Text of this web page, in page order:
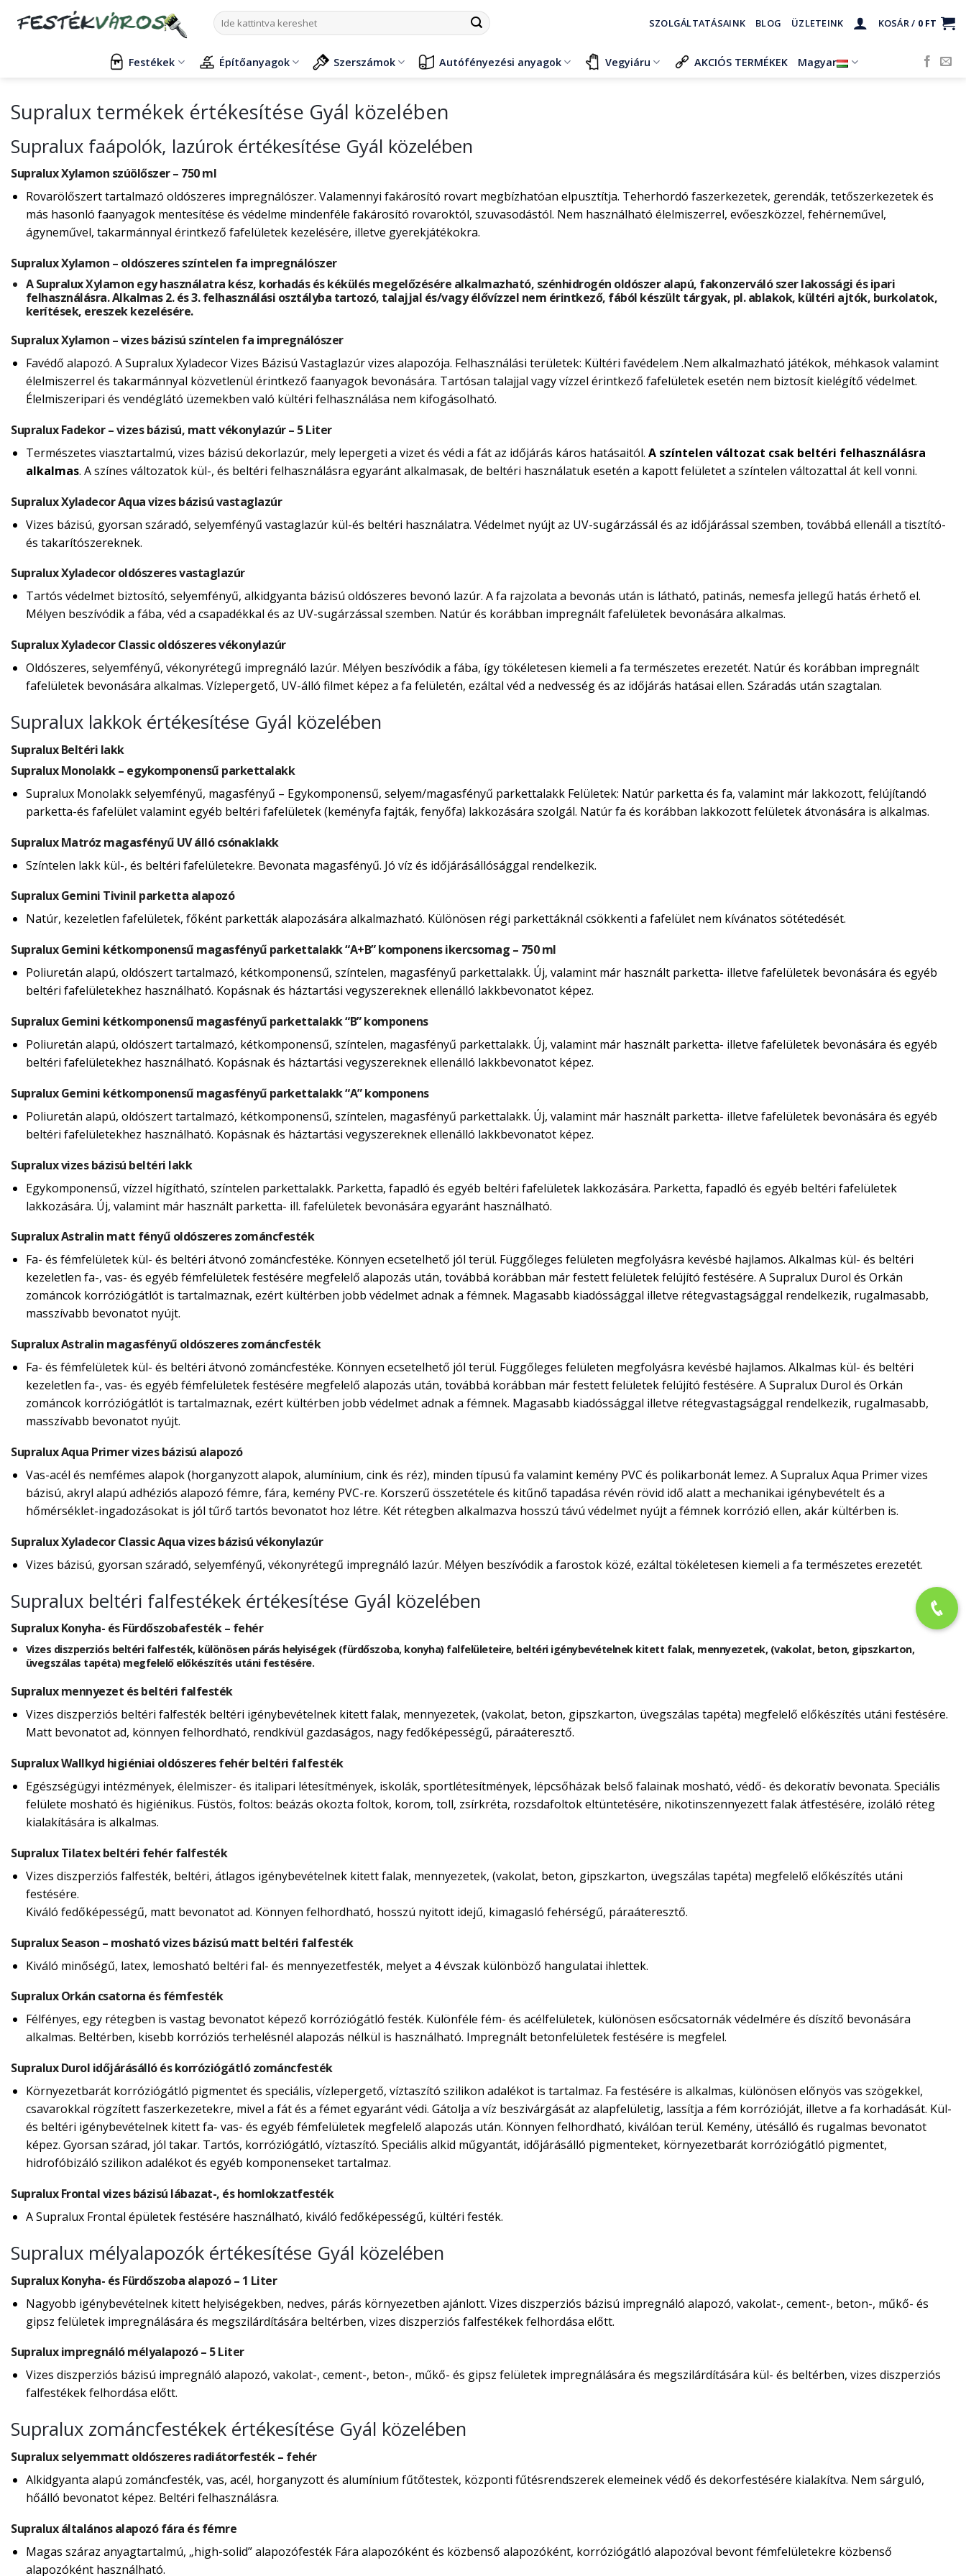
Keresés
a
SZOLGÁLTATÁSAINK BLOG ÜZLETEINK KOSÁR / 0 FT
Festékek Építőanyagok Szerszámok Autófényezési anyagok Vegyiáru AKCIÓS TERMÉKEK Magyar
Supralux termékek értékesítése Gyál közelében
Supralux faápolók, lazúrok értékesítése Gyál közelében
Supralux Xylamon szúölőszer – 750 ml
Rovarölőszert tartalmazó oldószeres impregnálószer. Valamennyi fakárosító rovart megbízhatóan elpusztítja. Teherhordó faszerkezetek, gerendák, tetőszerkezetek és
más hasonló faanyagok mentesítése és védelme mindenféle fakárosító rovaroktól, szuvasodástól. Nem használható élelmiszerrel, evőeszközzel, fehérneművel,
ágyneművel, takarmánnyal érintkező fafelületek kezelésére, illetve gyerekjátékokra.
Supralux Xylamon – oldószeres színtelen fa impregnálószer
A Supralux Xylamon egy használatra kész, korhadás és kékülés megelőzésére alkalmazható, szénhidrogén oldószer alapú, fakonzerváló szer lakossági és ipari
felhasználásra. Alkalmas 2. és 3. felhasználási osztályba tartozó, talajjal és/vagy élővízzel nem érintkező, fából készült tárgyak, pl. ablakok, kültéri ajtók, burkolatok,
kerítések, ereszek kezelésére.
Supralux Xylamon – vizes bázisú színtelen fa impregnálószer
Favédő alapozó. A Supralux Xyladecor Vizes Bázisú Vastaglazúr vizes alapozója. Felhasználási területek: Kültéri favédelem .Nem alkalmazható játékok, méhkasok valamint
élelmiszerrel és takarmánnyal közvetlenül érintkező faanyagok bevonására. Tartósan talajjal vagy vízzel érintkező fafelületek esetén nem biztosít kielégítő védelmet.
Élelmiszeripari és vendéglátó üzemekben való kültéri felhasználása nem kifogásolható.
Supralux Fadekor – vizes bázisú, matt vékonylazúr – 5 Liter
Természetes viasztartalmú, vizes bázisú dekorlazúr, mely lepergeti a vizet és védi a fát az időjárás káros hatásaitól. A színtelen változat csak beltéri felhasználásra
alkalmas. A színes változatok kül-, és beltéri felhasználásra egyaránt alkalmasak, de beltéri használatuk esetén a kapott felületet a színtelen változattal át kell vonni.
Supralux Xyladecor Aqua vizes bázisú vastaglazúr
Vizes bázisú, gyorsan száradó, selyemfényű vastaglazúr kül-és beltéri használatra. Védelmet nyújt az UV-sugárzássál és az időjárással szemben, továbbá ellenáll a tisztító-
és takarítószereknek.
Supralux Xyladecor oldószeres vastaglazúr
Tartós védelmet biztosító, selyemfényű, alkidgyanta bázisú oldószeres bevonó lazúr. A fa rajzolata a bevonás után is látható, patinás, nemesfa jellegű hatás érhető el.
Mélyen beszívódik a fába, véd a csapadékkal és az UV-sugárzással szemben. Natúr és korábban impregnált fafelületek bevonására alkalmas.
Supralux Xyladecor Classic oldószeres vékonylazúr
Oldószeres, selyemfényű, vékonyrétegű impregnáló lazúr. Mélyen beszívódik a fába, így tökéletesen kiemeli a fa természetes erezetét. Natúr és korábban impregnált
fafelületek bevonására alkalmas. Vízlepergető, UV-álló filmet képez a fa felületén, ezáltal véd a nedvesség és az időjárás hatásai ellen. Száradás után szagtalan.
Supralux lakkok értékesítése Gyál közelében
Supralux Beltéri lakk
Supralux Monolakk – egykomponensű parkettalakk
Supralux Monolakk selyemfényű, magasfényű – Egykomponensű, selyem/magasfényű parkettalakk Felületek: Natúr parketta és fa, valamint már lakkozott, felújítandó
parketta-és fafelület valamint egyéb beltéri fafelületek (keményfa fajták, fenyőfa) lakkozására szolgál. Natúr fa és korábban lakkozott felületek átvonására is alkalmas.
Supralux Matróz magasfényű UV álló csónaklakk
Színtelen lakk kül-, és beltéri fafelületekre. Bevonata magasfényű. Jó víz és időjárásállósággal rendelkezik.
Supralux Gemini Tivinil parketta alapozó
Natúr, kezeletlen fafelületek, főként parketták alapozására alkalmazható. Különösen régi parkettáknál csökkenti a fafelület nem kívánatos sötétedését.
Supralux Gemini kétkomponensű magasfényű parkettalakk “A+B” komponens ikercsomag – 750 ml
Poliuretán alapú, oldószert tartalmazó, kétkomponensű, színtelen, magasfényű parkettalakk. Új, valamint már használt parketta- illetve fafelületek bevonására és egyéb
beltéri fafelületekhez használható. Kopásnak és háztartási vegyszereknek ellenálló lakkbevonatot képez.
Supralux Gemini kétkomponensű magasfényű parkettalakk “B” komponens
Poliuretán alapú, oldószert tartalmazó, kétkomponensű, színtelen, magasfényű parkettalakk. Új, valamint már használt parketta- illetve fafelületek bevonására és egyéb
beltéri fafelületekhez használható. Kopásnak és háztartási vegyszereknek ellenálló lakkbevonatot képez.
Supralux Gemini kétkomponensű magasfényű parkettalakk “A” komponens
Poliuretán alapú, oldószert tartalmazó, kétkomponensű, színtelen, magasfényű parkettalakk. Új, valamint már használt parketta- illetve fafelületek bevonására és egyéb
beltéri fafelületekhez használható. Kopásnak és háztartási vegyszereknek ellenálló lakkbevonatot képez.
Supralux vizes bázisú beltéri lakk
Egykomponensű, vízzel hígítható, színtelen parkettalakk. Parketta, fapadló és egyéb beltéri fafelületek lakkozására. Parketta, fapadló és egyéb beltéri fafelületek
lakkozására. Új, valamint már használt parketta- ill. fafelületek bevonására egyaránt használható.
Supralux Astralin matt fényű oldószeres zománcfesték
Fa- és fémfelületek kül- és beltéri átvonó zománcfestéke. Könnyen ecsetelhető jól terül. Függőleges felületen megfolyásra kevésbé hajlamos. Alkalmas kül- és beltéri
kezeletlen fa-, vas- és egyéb fémfelületek festésére megfelelő alapozás után, továbbá korábban már festett felületek felújító festésére. A Supralux Durol és Orkán
zománcok korróziógátlót is tartalmaznak, ezért kültérben jobb védelmet adnak a fémnek. Magasabb kiadóssággal illetve rétegvastagsággal rendelkezik, rugalmasabb,
masszívabb bevonatot nyújt.
Supralux Astralin magasfényű oldószeres zománcfesték
Fa- és fémfelületek kül- és beltéri átvonó zománcfestéke. Könnyen ecsetelhető jól terül. Függőleges felületen megfolyásra kevésbé hajlamos. Alkalmas kül- és beltéri
kezeletlen fa-, vas- és egyéb fémfelületek festésére megfelelő alapozás után, továbbá korábban már festett felületek felújító festésére. A Supralux Durol és Orkán
zománcok korróziógátlót is tartalmaznak, ezért kültérben jobb védelmet adnak a fémnek. Magasabb kiadóssággal illetve rétegvastagsággal rendelkezik, rugalmasabb,
masszívabb bevonatot nyújt.
Supralux Aqua Primer vizes bázisú alapozó
Vas-acél és nemfémes alapok (horganyzott alapok, alumínium, cink és réz), minden típusú fa valamint kemény PVC és polikarbonát lemez. A Supralux Aqua Primer vizes
bázisú, akryl alapú adhéziós alapozó fémre, fára, kemény PVC-re. Korszerű összetétele és kitűnő tapadása révén rövid idő alatt a mechanikai igénybevételt és a
hőmérséklet-ingadozásokat is jól tűrő tartós bevonatot hoz létre. Két rétegben alkalmazva hosszú távú védelmet nyújt a fémnek korrózió ellen, akár kültérben is.
Supralux Xyladecor Classic Aqua vizes bázisú vékonylazúr
Vizes bázisú, gyorsan száradó, selyemfényű, vékonyrétegű impregnáló lazúr. Mélyen beszívódik a farostok közé, ezáltal tökéletesen kiemeli a fa természetes erezetét.
Supralux beltéri falfestékek értékesítése Gyál közelében
Supralux Konyha- és Fürdőszobafesték – fehér
Vizes diszperziós beltéri falfesték, különösen párás helyiségek (fürdőszoba, konyha) falfelületeire, beltéri igénybevételnek kitett falak, mennyezetek, (vakolat, beton, gipszkarton,
üvegszálas tapéta) megfelelő előkészítés utáni festésére.
Supralux mennyezet és beltéri falfesték
Vizes diszperziós beltéri falfesték beltéri igénybevételnek kitett falak, mennyezetek, (vakolat, beton, gipszkarton, üvegszálas tapéta) megfelelő előkészítés utáni festésére.
Matt bevonatot ad, könnyen felhordható, rendkívül gazdaságos, nagy fedőképességű, páraáteresztő.
Supralux Wallkyd higiéniai oldószeres fehér beltéri falfesték
Egészségügyi intézmények, élelmiszer- és italipari létesítmények, iskolák, sportlétesítmények, lépcsőházak belső falainak mosható, védő- és dekoratív bevonata. Speciális
felülete mosható és higiénikus. Füstös, foltos: beázás okozta foltok, korom, toll, zsírkréta, rozsdafoltok eltüntetésére, nikotinszennyezett falak átfestésére, izoláló réteg
kialakítására is alkalmas.
Supralux Tilatex beltéri fehér falfesték
Vizes diszperziós falfesték, beltéri, átlagos igénybevételnek kitett falak, mennyezetek, (vakolat, beton, gipszkarton, üvegszálas tapéta) megfelelő előkészítés utáni
festésére.
Kiváló fedőképességű, matt bevonatot ad. Könnyen felhordható, hosszú nyitott idejű, kimagasló fehérségű, páraáteresztő.
Supralux Season – mosható vizes bázisú matt beltéri falfesték
Kiváló minőségű, latex, lemosható beltéri fal- és mennyezetfesték, melyet a 4 évszak különböző hangulatai ihlettek.
Supralux Orkán csatorna és fémfesték
Félfényes, egy rétegben is vastag bevonatot képező korróziógátló festék. Különféle fém- és acélfelületek, különösen esőcsatornák védelmére és díszítő bevonására
alkalmas. Beltérben, kisebb korróziós terhelésnél alapozás nélkül is használható. Impregnált betonfelületek festésére is megfelel.
Supralux Durol időjárásálló és korróziógátló zománcfesték
Környezetbarát korróziógátló pigmentet és speciális, vízlepergető, víztaszító szilikon adalékot is tartalmaz. Fa festésére is alkalmas, különösen előnyös vas szögekkel,
csavarokkal rögzített faszerkezetekre, mivel a fát és a fémet egyaránt védi. Gátolja a víz beszivárgását az alapfelületig, lassítja a fém korrózióját, illetve a fa korhadását. Kül-
és beltéri igénybevételnek kitett fa- vas- és egyéb fémfelületek megfelelő alapozás után. Könnyen felhordható, kiválóan terül. Kemény, ütésálló és rugalmas bevonatot
képez. Gyorsan szárad, jól takar. Tartós, korróziógátló, víztaszító. Speciális alkid műgyantát, időjárásálló pigmenteket, környezetbarát korróziógátló pigmentet,
hidrofóbizáló szilikon adalékot és egyéb komponenseket tartalmaz.
Supralux Frontal vizes bázisú lábazat-, és homlokzatfesték
A Supralux Frontal épületek festésére használható, kiváló fedőképességű, kültéri festék.
Supralux mélyalapozók értékesítése Gyál közelében
Supralux Konyha- és Fürdőszoba alapozó – 1 Liter
Nagyobb igénybevételnek kitett helyiségekben, nedves, párás környezetben ajánlott. Vizes diszperziós bázisú impregnáló alapozó, vakolat-, cement-, beton-, műkő- és
gipsz felületek impregnálására és megszilárdítására beltérben, vizes diszperziós falfestékek felhordása előtt.
Supralux impregnáló mélyalapozó – 5 Liter
Vizes diszperziós bázisú impregnáló alapozó, vakolat-, cement-, beton-, műkő- és gipsz felületek impregnálására és megszilárdítására kül- és beltérben, vizes diszperziós
falfestékek felhordása előtt.
Supralux zománcfestékek értékesítése Gyál közelében
Supralux selyemmatt oldószeres radiátorfesték – fehér
Alkidgyanta alapú zománcfesték, vas, acél, horganyzott és alumínium fűtőtestek, központi fűtésrendszerek elemeinek védő és dekorfestésére kialakítva. Nem sárguló,
hőálló bevonatot képez. Beltéri felhasználásra.
Supralux általános alapozó fára és fémre
Magas száraz anyagtartalmú, „high-solid” alapozófesték Fára alapozóként és közbenső alapozóként, korróziógátló alapozóval bevont fémfelületekre közbenső
alapozóként használható.